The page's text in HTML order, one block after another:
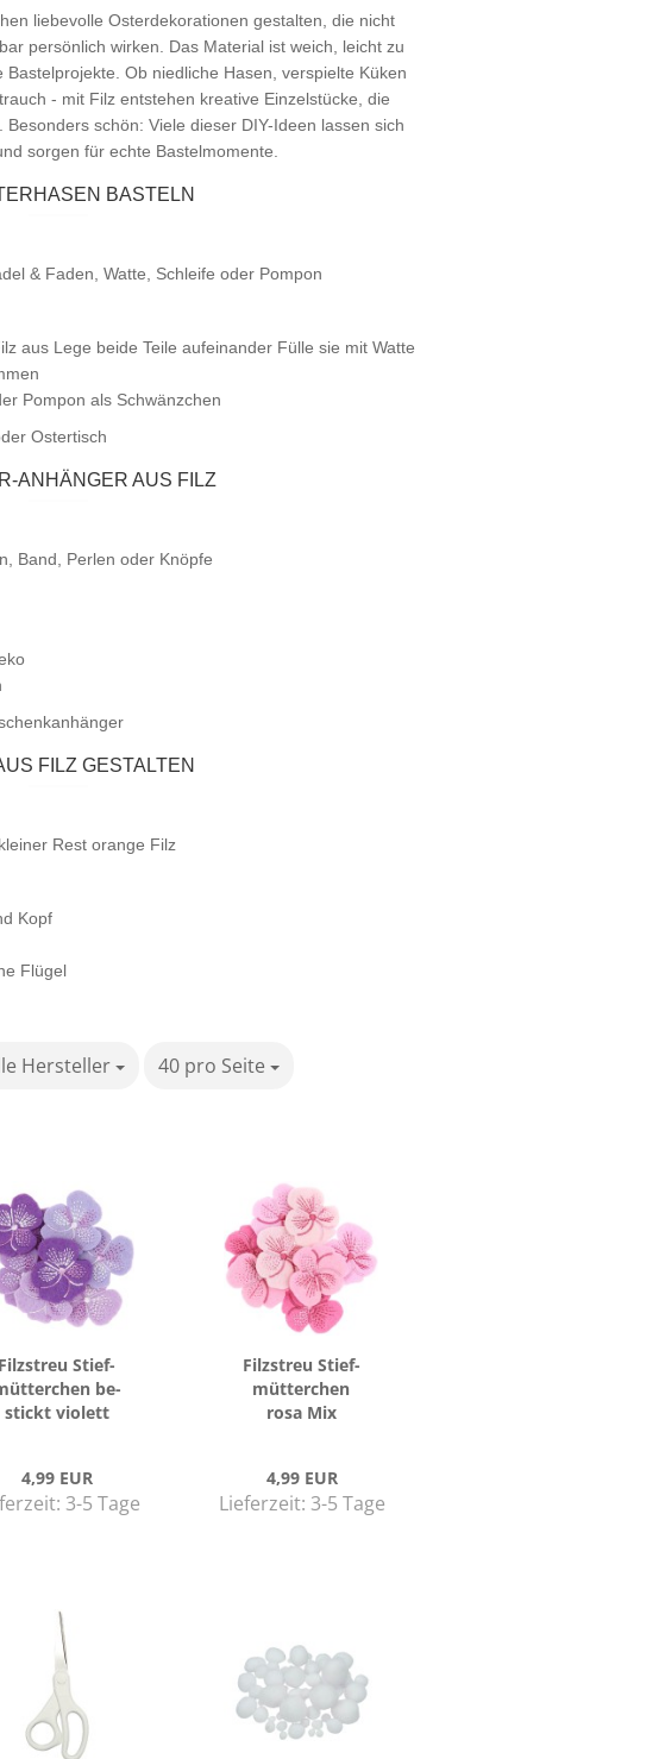
liebevolle Osterdekorationen gestalten, die nicht
persönlich wirken. Das Material ist weich, leicht zu
Ob niedliche Hasen, verspielte Küken
- mit Filz entstehen kreative Einzelstücke, die
schön: Viele dieser DIY-Ideen lassen sich
sorgen für echte Bastelmomente.
BASTELN
& Faden, Watte, Schleife oder Pompon
aus Lege beide Teile aufeinander Fülle sie mit Watte
Pompon als Schwänzchen
Ostertisch
ANHÄNGER AUS FILZ
Band, Perlen oder Knöpfe
FILZ GESTALTEN
Rest orange Filz
Kopf
Flügel
Hersteller
Seite 40 pro Seite
pro Seite
Filz­streu Stief­
be­
stickt vio­lett
4,99 EUR
3-5 Tage
Filz­streu Stief­
müt­ter­chen
rosa Mix
4,99 EUR
Lieferzeit: 3-5 Tage